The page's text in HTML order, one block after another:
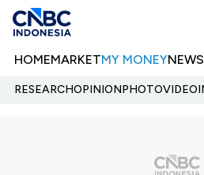
HOMEMARKETMY MONEYNEWS
RESEARCHOPINIONPHOTOVIDEO